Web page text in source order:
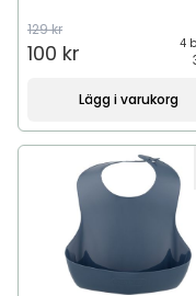
129 kr
100 kr 4
Lägg i varukorg